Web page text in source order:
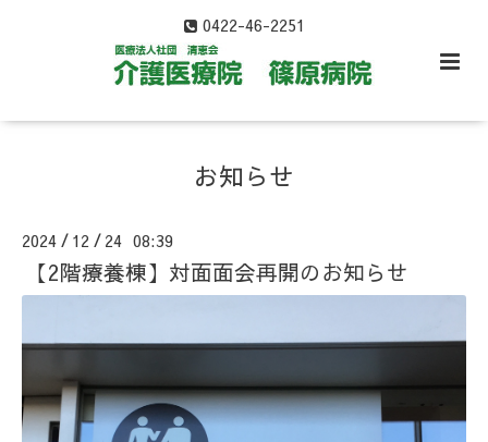
0422-46-2251
お知らせ
2024 / 12 / 24 08:39
【2階療養棟】対面面会再開のお知らせ